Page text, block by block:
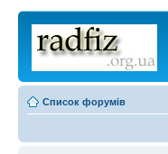
Список форумів